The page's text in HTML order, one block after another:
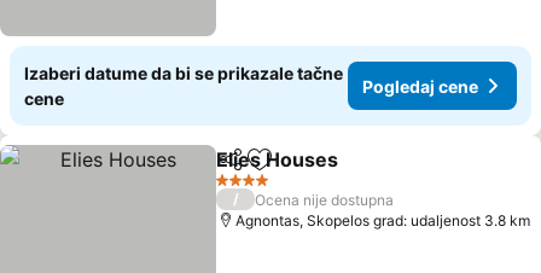
Izaberi datume da bi se prikazale tačne
cene
Pogledaj cene
Deli Dodati u favorite
Elies Houses
4 Zvezdice
/
Ocena nije dostupna
Agnontas, Skopelos grad: udaljenost 3.8 km